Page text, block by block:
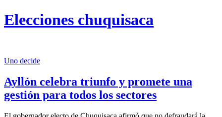
Elecciones chuquisaca
Uno decide
Ayllón celebra triunfo y promete una
gestión para todos los sectores